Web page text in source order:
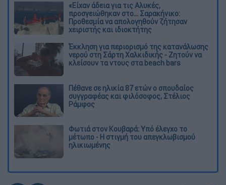
«Είχαν άδεια για τις Αλυκές,
προσγειώθηκαν στο... Σαρακήνικο:
Προθεσμία να απολογηθούν ζήτησαν
χειριστής και ιδιοκτήτης
Έκκληση για περιορισμό της κατανάλωσης
νερού στη Σάρτη Χαλκιδικής - Ζητούν να
κλείσουν τα ντους στα beach bars
Πέθανε σε ηλικία 87 ετών ο σπουδαίος
συγγραφέας και φιλόσοφος, Στέλιος
Ράμφος
Φωτιά στον Κουβαρά: Υπό έλεγχο το
μέτωπο - Η στιγμή του απεγκλωβισμού
ηλικιωμένης